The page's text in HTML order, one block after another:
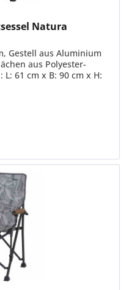
Natura
Gestell aus Aluminium
aus Polyester-
61 cm x B: 90 cm x H: